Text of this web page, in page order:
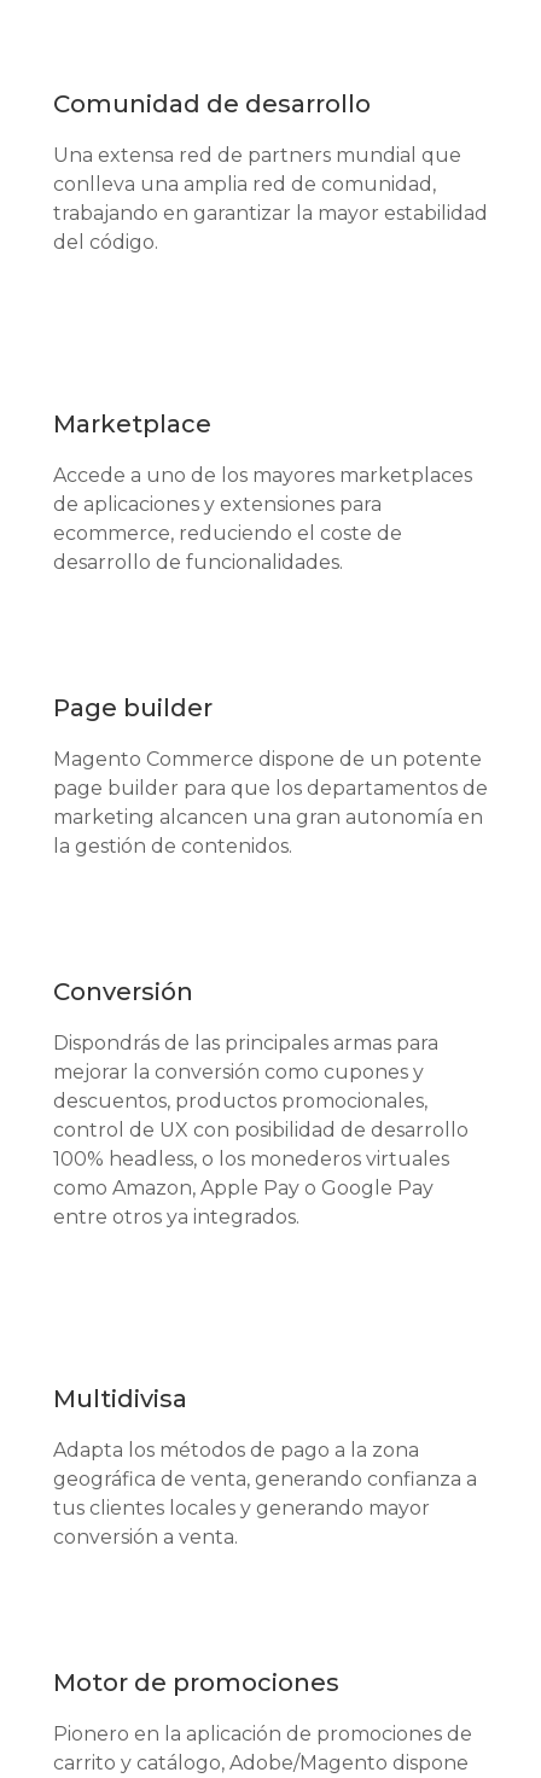
Comunidad de desarrollo
Una extensa red de partners mundial que
conlleva una amplia red de comunidad,
trabajando en garantizar la mayor estabilidad
del código.
Marketplace
Accede a uno de los mayores marketplaces
de aplicaciones y extensiones para
ecommerce, reduciendo el coste de
desarrollo de funcionalidades.
Page builder
Magento Commerce dispone de un potente
page builder para que los departamentos de
marketing alcancen una gran autonomía en
la gestión de contenidos.
Conversión
Dispondrás de las principales armas para
mejorar la conversión como cupones y
descuentos, productos promocionales,
control de UX con posibilidad de desarrollo
100% headless, o los monederos virtuales
como Amazon, Apple Pay o Google Pay
entre otros ya integrados.
Multidivisa
Adapta los métodos de pago a la zona
geográfica de venta, generando confianza a
tus clientes locales y generando mayor
conversión a venta.
Motor de promociones
Pionero en la aplicación de promociones de
carrito y catálogo, Adobe/Magento dispone